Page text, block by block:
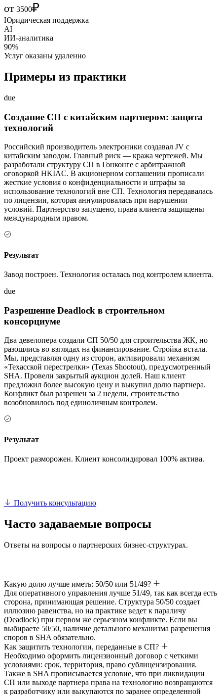
от 3500₽
Юридическая поддержка
AI
ИИ-аналитика
90%
Услуг оказаны удаленно
Примеры из практики
due
Создание СП с китайским партнером: защита
технологий
Российский производитель электроники создавал JV с
китайским заводом. Главный риск — кража чертежей. Мы
разработали структуру СП в Гонконге с арбитражной
оговоркой HKIAC. В акционерном соглашении прописали
жесткие условия о конфиденциальности и штрафы за
использование технологий вне СП. Технология передавалась
по лицензии, которая аннулировалась при нарушении
условий. Партнерство запущено, права клиента защищены
международным правом.
Результат
Завод построен. Технология осталась под контролем клиента.
due
Разрешение Deadlock в строительном
консорциуме
Два девелопера создали СП 50/50 для строительства ЖК, но
разошлись во взглядах на финансирование. Стройка встала.
Мы, представляя одну из сторон, активировали механизм
«Техасской перестрелки» (Texas Shootout), предусмотренный
SHA. Провели закрытый аукцион долей. Наш клиент
предложил более высокую цену и выкупил долю партнера.
Конфликт был разрешен за 2 недели, строительство
возобновилось под единоличным контролем.
Результат
Проект разморожен. Клиент консолидировал 100% актива.
Получить консультацию
Часто задаваемые вопросы
Ответы на вопросы о партнерских бизнес-структурах.
Какую долю лучше иметь: 50/50 или 51/49?
Для оперативного управления лучше 51/49, так как всегда есть
сторона, принимающая решение. Структура 50/50 создает
иллюзию равенства, но на практике ведет к параличу
(Deadlock) при первом же серьезном конфликте. Если вы
выбираете 50/50, наличие детального механизма разрешения
споров в SHA обязательно.
Как защитить технологии, переданные в СП?
Необходимо оформить лицензионный договор с четкими
условиями: срок, территория, право сублицензирования.
Также в SHA прописывается условие, что при ликвидации
СП или выходе партнера права на технологию возвращаются
к разработчику или выкупаются по заранее определенной